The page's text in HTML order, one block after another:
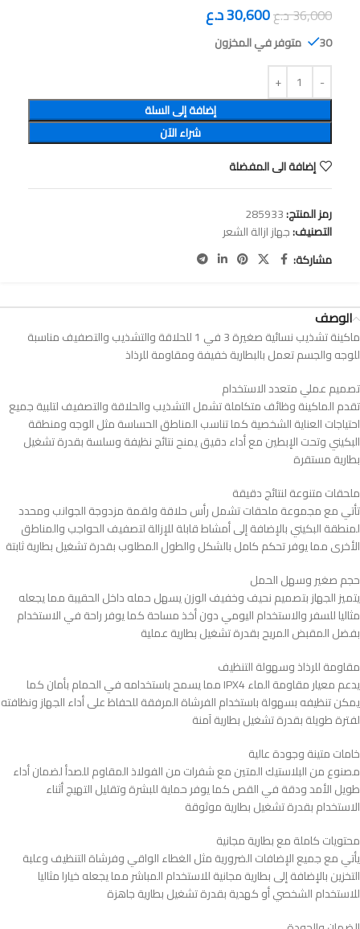
36,000د.ع30,600د.ع
30 متوفر في المخزون
إضافة إلى السلة
شراء الآن
إضافة الى المفضلة
رمز المنتج:285933
التصنيف:جهاز ازالة الشعر
مشاركة:
الوصف
ماكينة تشذيب نسائية صغيرة 3 في 1 للحلاقة والتشذيب والتصفيف مناسبة
للوجه والجسم تعمل بالبطارية خفيفة ومقاومة للرذاذ
تصميم عملي متعدد الاستخدام
تقدم الماكينة وظائف متكاملة تشمل التشذيب والحلاقة والتصفيف لتلبية جميع
احتياجات العناية الشخصية كما تناسب المناطق الحساسة مثل الوجه ومنطقة
البكيني وتحت الإبطين مع أداء دقيق يمنح نتائج نظيفة وسلسة بقدرة تشغيل
بطارية مستقرة
ملحقات متنوعة لنتائج دقيقة
تأتي مع مجموعة ملحقات تشمل رأس حلاقة ولقمة مزدوجة الجوانب ومحدد
لمنطقة البكيني بالإضافة إلى أمشاط قابلة للإزالة لتصفيف الحواجب والمناطق
الأخرى مما يوفر تحكم كامل بالشكل والطول المطلوب بقدرة تشغيل بطارية ثابتة
حجم صغير وسهل الحمل
يتميز الجهاز بتصميم نحيف وخفيف الوزن يسهل حمله داخل الحقيبة مما يجعله
مثاليا للسفر والاستخدام اليومي دون أخذ مساحة كما يوفر راحة في الاستخدام
بفضل المقبض المريح بقدرة تشغيل بطارية عملية
مقاومة للرذاذ وسهولة التنظيف
يدعم معيار مقاومة الماء IPX4 مما يسمح باستخدامه في الحمام بأمان كما
يمكن تنظيفه بسهولة باستخدام الفرشاة المرفقة للحفاظ على أداء الجهاز ونظافته
لفترة طويلة بقدرة تشغيل بطارية آمنة
خامات متينة وجودة عالية
مصنوع من البلاستيك المتين مع شفرات من الفولاذ المقاوم للصدأ لضمان أداء
طويل الأمد ودقة في القص كما يوفر حماية للبشرة وتقليل التهيج أثناء
الاستخدام بقدرة تشغيل بطارية موثوقة
محتويات كاملة مع بطارية مجانية
يأتي مع جميع الإضافات الضرورية مثل الغطاء الواقي وفرشاة التنظيف وعلبة
التخزين بالإضافة إلى بطارية مجانية للاستخدام المباشر مما يجعله خيارا مثاليا
للاستخدام الشخصي أو كهدية بقدرة تشغيل بطارية جاهزة